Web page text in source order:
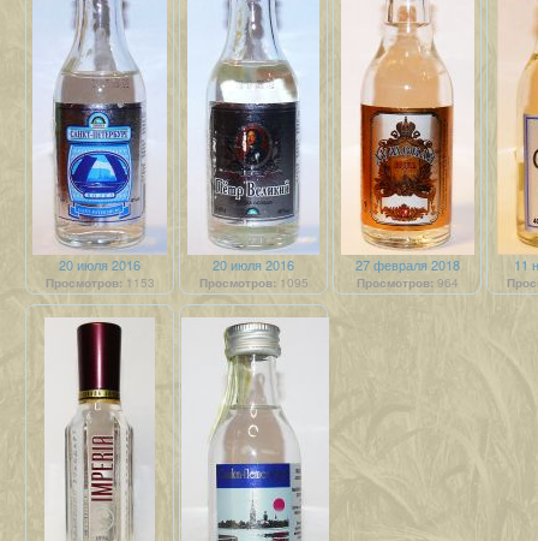
20 июля 2016
Просмотров: 1153
20 июля 2016
Просмотров: 1095
27 февраля 2018
Просмотров: 964
11